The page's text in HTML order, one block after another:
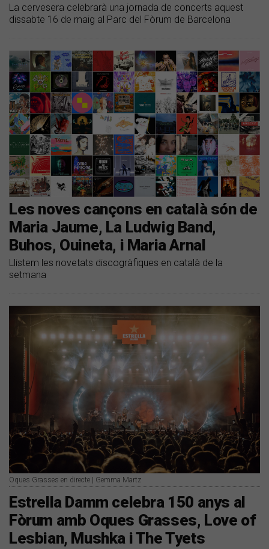
La cervesera celebrarà una jornada de concerts aquest
dissabte 16 de maig al Parc del Fòrum de Barcelona
Les noves cançons en català són de
Maria Jaume, La Ludwig Band,
Buhos, Ouineta, i Maria Arnal
Llistem les novetats discogràfiques en català de la
setmana
Oques Grasses en directe | Gemma Martz
Estrella Damm celebra 150 anys al
Fòrum amb Oques Grasses, Love of
Lesbian, Mushka i The Tyets